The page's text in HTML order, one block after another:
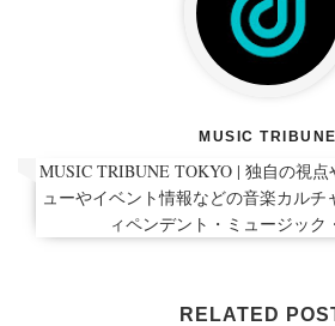
MUSIC TRIBUNE
MUSIC TRIBUNE TOKYO | 独自の視
ューやイベント情報などの音楽カル
ィペンデント・ミュージック
RELATED